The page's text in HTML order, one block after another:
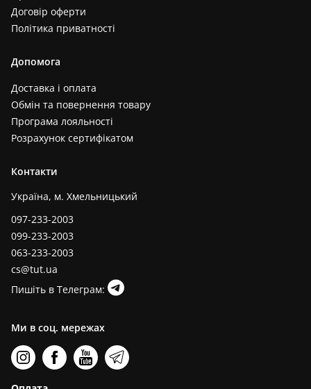
Договір оферти
Політика приватності
Допомога
Доставка і оплата
Обмін та повернення товару
Програма лояльності
Розрахунок сертифікатом
Контакти
Україна, м. Хмельницький
097-233-2003
099-233-2003
063-233-2003
cs@tut.ua
Пишіть в Телеграм:
Ми в соц. мережах